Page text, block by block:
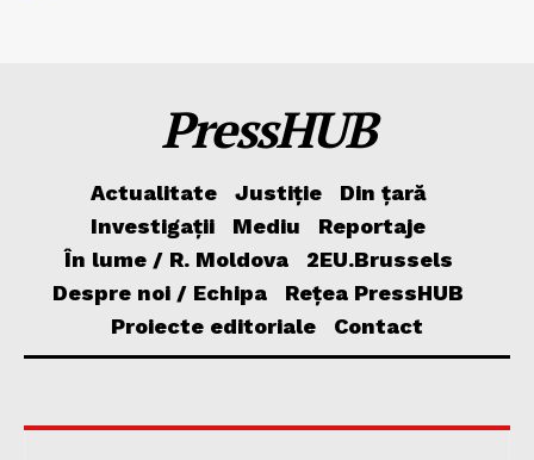
PressHUB
Actualitate Justiție
Din țară
Investigații
Mediu
Reportaje
În lume / R. Moldova
2EU.Brussels
Despre noi / Echipa
Rețea PressHUB
Proiecte editoriale
Contact